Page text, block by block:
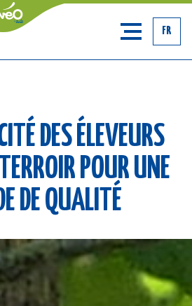
FR
DES ÉLEVEURS
POUR UNE
DE QUALITÉ